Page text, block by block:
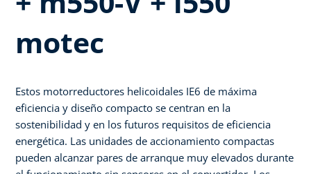
motec
Estos motorreductores helicoidales IE6 de máxima
eficiencia y diseño compacto se centran en la
sostenibilidad y en los futuros requisitos de eficiencia
energética. Las unidades de accionamiento compactas
pueden alcanzar pares de arranque muy elevados durante